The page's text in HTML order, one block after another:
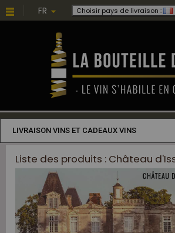
FR Choisir pays de livraison :
LIVRAISON VINS ET CADEAUX VINS
Liste des produits : Château